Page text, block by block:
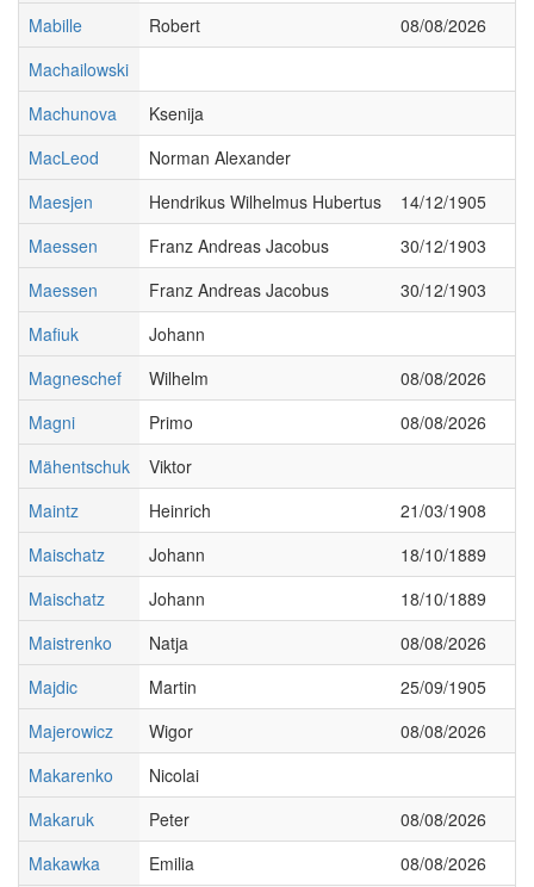
Mabille
Robert
08/08/2026
Machailowski
Machunova
Ksenija
MacLeod
Norman Alexander
Maesjen
Hendrikus Wilhelmus Hubertus
14/12/1905
Maessen
Franz Andreas Jacobus
30/12/1903
Maessen
Franz Andreas Jacobus
30/12/1903
Mafiuk
Johann
Magneschef
Wilhelm
08/08/2026
Magni
Primo
08/08/2026
Mähentschuk
Viktor
Maintz
Heinrich
21/03/1908
Maischatz
Johann
18/10/1889
Maischatz
Johann
18/10/1889
Maistrenko
Natja
08/08/2026
Majdic
Martin
25/09/1905
Majerowicz
Wigor
08/08/2026
Makarenko
Nicolai
Makaruk
Peter
08/08/2026
Makawka
Emilia
08/08/2026